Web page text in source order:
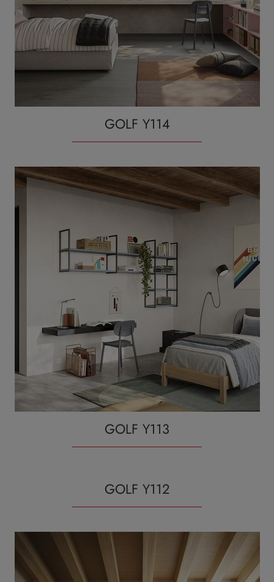
GOLF Y114
GOLF Y113
GOLF Y112